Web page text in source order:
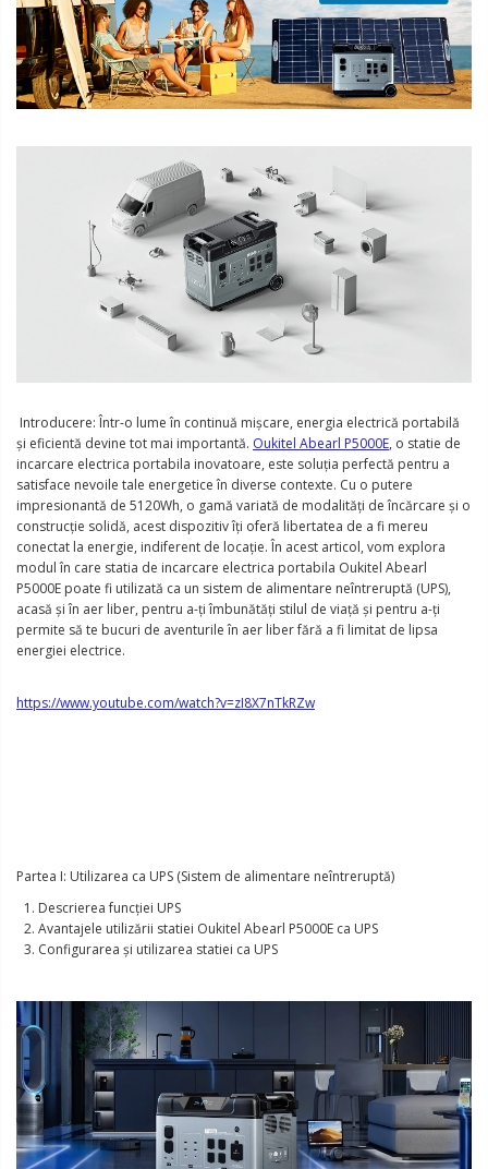
Introducere: Într-o lume în continuă mișcare, energia electrică portabilă
și eficientă devine tot mai importantă. Oukitel Abearl P5000E, o statie de
incarcare electrica portabila inovatoare, este soluția perfectă pentru a
satisface nevoile tale energetice în diverse contexte. Cu o putere
impresionantă de 5120Wh, o gamă variată de modalități de încărcare și o
construcție solidă, acest dispozitiv îți oferă libertatea de a fi mereu
conectat la energie, indiferent de locație. În acest articol, vom explora
modul în care statia de incarcare electrica portabila Oukitel Abearl
P5000E poate fi utilizată ca un sistem de alimentare neîntreruptă (UPS),
acasă și în aer liber, pentru a-ți îmbunătăți stilul de viață și pentru a-ți
permite să te bucuri de aventurile în aer liber fără a fi limitat de lipsa
energiei electrice.
https://www.youtube.com/watch?v=zI8X7nTkRZw
Partea I: Utilizarea ca UPS (Sistem de alimentare neîntreruptă)
Descrierea funcției UPS
Avantajele utilizării statiei Oukitel Abearl P5000E ca UPS
Configurarea și utilizarea statiei ca UPS